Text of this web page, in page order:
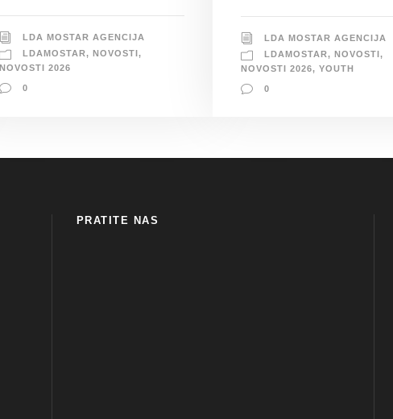
LDA MOSTAR AGENCIJA
LDAMOSTAR, NOVOSTI ,
NOVOSTI 2026
0
LDA MOSTAR AGENCIJA
LDAMOSTAR, NOVOSTI,
NOVOSTI 2026, YOUTH
0
PRATITE NAS